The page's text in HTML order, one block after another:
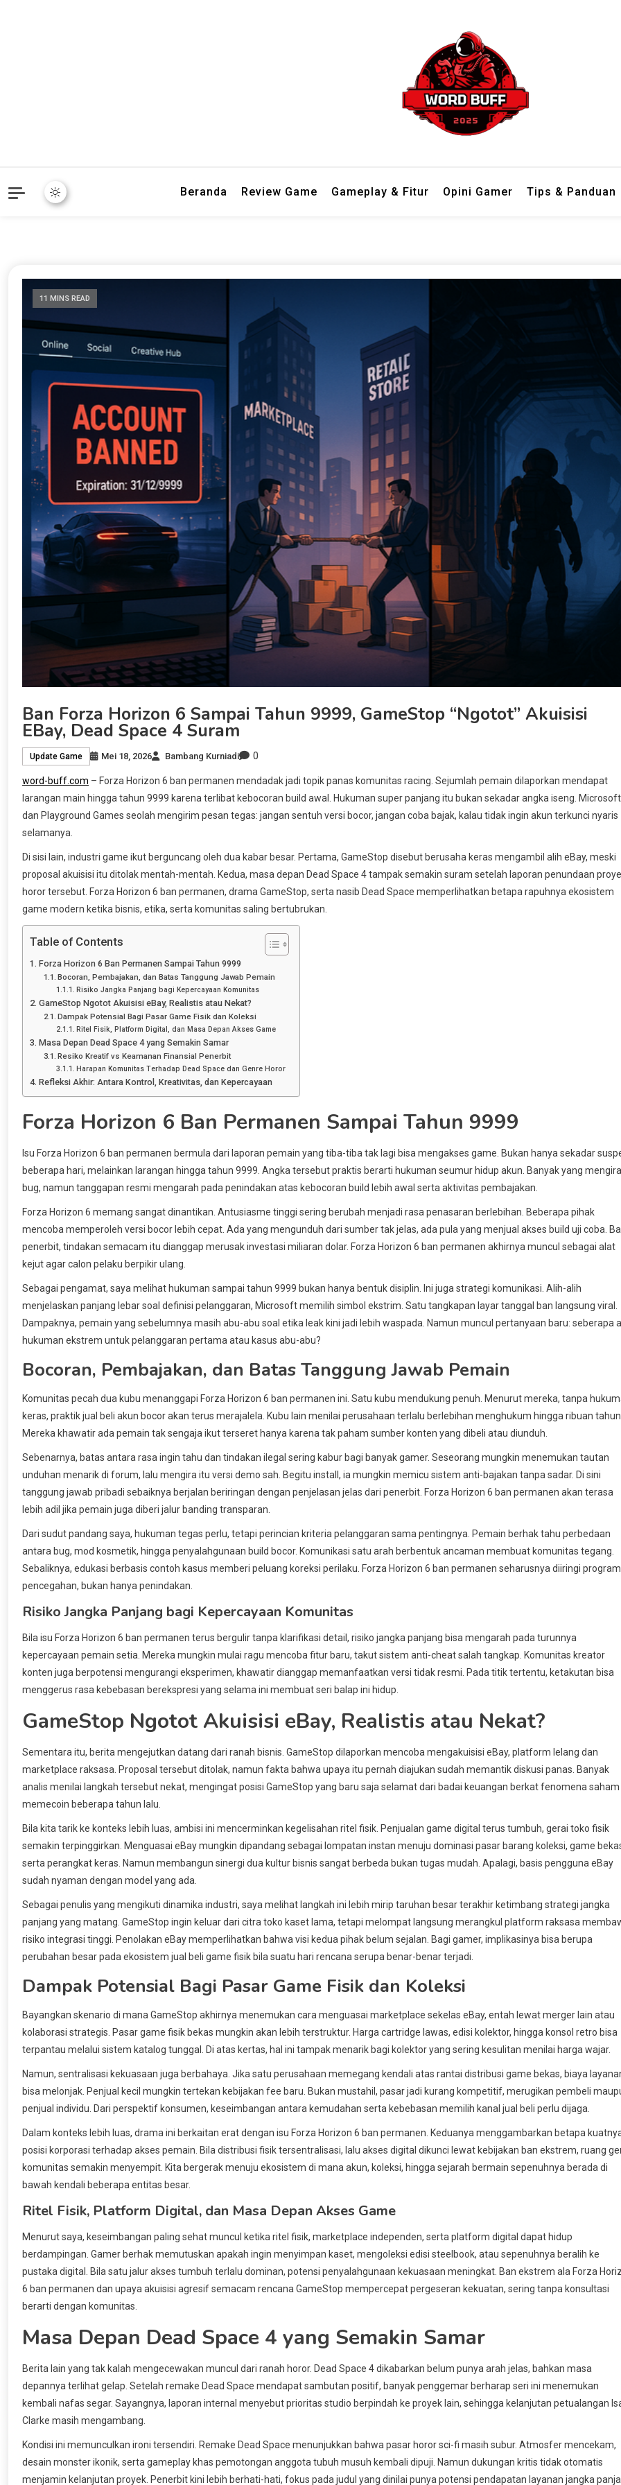
Beranda Review Game Gameplay & Fitur Opini Gamer Tips & Panduan
11 MINS READ
Ban Forza Horizon 6 Sampai Tahun 9999, GameStop “Ngotot” Akuisisi
EBay, Dead Space 4 Suram
Update Game Mei 18, 2026 Bambang Kurniadi 0
word-buff.com – Forza Horizon 6 ban permanen mendadak jadi topik panas komunitas racing. Sejumlah pemain dilaporkan mendapat
larangan main hingga tahun 9999 karena terlibat kebocoran build awal. Hukuman super panjang itu bukan sekadar angka iseng. Microsoft
dan Playground Games seolah mengirim pesan tegas: jangan sentuh versi bocor, jangan coba bajak, kalau tidak ingin akun terkunci nyaris
selamanya.
Di sisi lain, industri game ikut berguncang oleh dua kabar besar. Pertama, GameStop disebut berusaha keras mengambil alih eBay, meski
proposal akuisisi itu ditolak mentah-mentah. Kedua, masa depan Dead Space 4 tampak semakin suram setelah laporan penundaan
horor tersebut. Forza Horizon 6 ban permanen, drama GameStop, serta nasib Dead Space memperlihatkan betapa rapuhnya ekosistem
game modern ketika bisnis, etika, serta komunitas saling bertubrukan.
Table of Contents
Forza Horizon 6 Ban Permanen Sampai Tahun 9999
Bocoran, Pembajakan, dan Batas Tanggung Jawab Pemain
Risiko Jangka Panjang bagi Kepercayaan Komunitas
GameStop Ngotot Akuisisi eBay, Realistis atau Nekat?
Dampak Potensial Bagi Pasar Game Fisik dan Koleksi
Ritel Fisik, Platform Digital, dan Masa Depan Akses Game
Masa Depan Dead Space 4 yang Semakin Samar
Resiko Kreatif vs Keamanan Finansial Penerbit
Harapan Komunitas Terhadap Dead Space dan Genre Horor
Refleksi Akhir: Antara Kontrol, Kreativitas, dan Kepercayaan
Forza Horizon 6 Ban Permanen Sampai Tahun 9999
Isu Forza Horizon 6 ban permanen bermula dari laporan pemain yang tiba-tiba tak lagi bisa mengakses game. Bukan hanya sekadar
beberapa hari, melainkan larangan hingga tahun 9999. Angka tersebut praktis berarti hukuman seumur hidup akun. Banyak yang
bug, namun tanggapan resmi mengarah pada penindakan atas kebocoran build lebih awal serta aktivitas pembajakan.
Forza Horizon 6 memang sangat dinantikan. Antusiasme tinggi sering berubah menjadi rasa penasaran berlebihan. Beberapa pihak
mencoba memperoleh versi bocor lebih cepat. Ada yang mengunduh dari sumber tak jelas, ada pula yang menjual akses build uji coba.
penerbit, tindakan semacam itu dianggap merusak investasi miliaran dolar. Forza Horizon 6 ban permanen akhirnya muncul sebagai alat
kejut agar calon pelaku berpikir ulang.
Sebagai pengamat, saya melihat hukuman sampai tahun 9999 bukan hanya bentuk disiplin. Ini juga strategi komunikasi. Alih-alih
menjelaskan panjang lebar soal definisi pelanggaran, Microsoft memilih simbol ekstrim. Satu tangkapan layar tanggal ban langsung viral.
Dampaknya, pemain yang sebelumnya masih abu-abu soal etika leak kini jadi lebih waspada. Namun muncul pertanyaan baru: seberapa
hukuman ekstrem untuk pelanggaran pertama atau kasus abu-abu?
Bocoran, Pembajakan, dan Batas Tanggung Jawab Pemain
Komunitas pecah dua kubu menanggapi Forza Horizon 6 ban permanen ini. Satu kubu mendukung penuh. Menurut mereka, tanpa
keras, praktik jual beli akun bocor akan terus merajalela. Kubu lain menilai perusahaan terlalu berlebihan menghukum hingga ribuan
Mereka khawatir ada pemain tak sengaja ikut terseret hanya karena tak paham sumber konten yang dibeli atau diunduh.
Sebenarnya, batas antara rasa ingin tahu dan tindakan ilegal sering kabur bagi banyak gamer. Seseorang mungkin menemukan tautan
unduhan menarik di forum, lalu mengira itu versi demo sah. Begitu install, ia mungkin memicu sistem anti-bajakan tanpa sadar. Di sini
tanggung jawab pribadi sebaiknya berjalan beriringan dengan penjelasan jelas dari penerbit. Forza Horizon 6 ban permanen akan terasa
lebih adil jika pemain juga diberi jalur banding transparan.
Dari sudut pandang saya, hukuman tegas perlu, tetapi perincian kriteria pelanggaran sama pentingnya. Pemain berhak tahu perbedaan
antara bug, mod kosmetik, hingga penyalahgunaan build bocor. Komunikasi satu arah berbentuk ancaman membuat komunitas tegang.
Sebaliknya, edukasi berbasis contoh kasus memberi peluang koreksi perilaku. Forza Horizon 6 ban permanen seharusnya diiringi program
pencegahan, bukan hanya penindakan.
Risiko Jangka Panjang bagi Kepercayaan Komunitas
Bila isu Forza Horizon 6 ban permanen terus bergulir tanpa klarifikasi detail, risiko jangka panjang bisa mengarah pada turunnya
kepercayaan pemain setia. Mereka mungkin mulai ragu mencoba fitur baru, takut sistem anti-cheat salah tangkap. Komunitas kreator
konten juga berpotensi mengurangi eksperimen, khawatir dianggap memanfaatkan versi tidak resmi. Pada titik tertentu, ketakutan bisa
menggerus rasa kebebasan berekspresi yang selama ini membuat seri balap ini hidup.
GameStop Ngotot Akuisisi eBay, Realistis atau Nekat?
Sementara itu, berita mengejutkan datang dari ranah bisnis. GameStop dilaporkan mencoba mengakuisisi eBay, platform lelang dan
marketplace raksasa. Proposal tersebut ditolak, namun fakta bahwa upaya itu pernah diajukan sudah memantik diskusi panas. Banyak
analis menilai langkah tersebut nekat, mengingat posisi GameStop yang baru saja selamat dari badai keuangan berkat fenomena saham
memecoin beberapa tahun lalu.
Bila kita tarik ke konteks lebih luas, ambisi ini mencerminkan kegelisahan ritel fisik. Penjualan game digital terus tumbuh, gerai toko fisik
semakin terpinggirkan. Menguasai eBay mungkin dipandang sebagai lompatan instan menuju dominasi pasar barang koleksi, game
serta perangkat keras. Namun membangun sinergi dua kultur bisnis sangat berbeda bukan tugas mudah. Apalagi, basis pengguna eBay
sudah nyaman dengan model yang ada.
Sebagai penulis yang mengikuti dinamika industri, saya melihat langkah ini lebih mirip taruhan besar terakhir ketimbang strategi jangka
panjang yang matang. GameStop ingin keluar dari citra toko kaset lama, tetapi melompat langsung merangkul platform raksasa
risiko integrasi tinggi. Penolakan eBay memperlihatkan bahwa visi kedua pihak belum sejalan. Bagi gamer, implikasinya bisa berupa
perubahan besar pada ekosistem jual beli game fisik bila suatu hari rencana serupa benar-benar terjadi.
Dampak Potensial Bagi Pasar Game Fisik dan Koleksi
Bayangkan skenario di mana GameStop akhirnya menemukan cara menguasai marketplace sekelas eBay, entah lewat merger lain atau
kolaborasi strategis. Pasar game fisik bekas mungkin akan lebih terstruktur. Harga cartridge lawas, edisi kolektor, hingga konsol retro bisa
terpantau melalui sistem katalog tunggal. Di atas kertas, hal ini tampak menarik bagi kolektor yang sering kesulitan menilai harga wajar.
Namun, sentralisasi kekuasaan juga berbahaya. Jika satu perusahaan memegang kendali atas rantai distribusi game bekas, biaya
bisa melonjak. Penjual kecil mungkin tertekan kebijakan fee baru. Bukan mustahil, pasar jadi kurang kompetitif, merugikan pembeli
penjual individu. Dari perspektif konsumen, keseimbangan antara kemudahan serta kebebasan memilih kanal jual beli perlu dijaga.
Dalam konteks lebih luas, drama ini berkaitan erat dengan isu Forza Horizon 6 ban permanen. Keduanya menggambarkan betapa
posisi korporasi terhadap akses pemain. Bila distribusi fisik tersentralisasi, lalu akses digital dikunci lewat kebijakan ban ekstrem, ruang
komunitas semakin menyempit. Kita bergerak menuju ekosistem di mana akun, koleksi, hingga sejarah bermain sepenuhnya berada di
bawah kendali beberapa entitas besar.
Ritel Fisik, Platform Digital, dan Masa Depan Akses Game
Menurut saya, keseimbangan paling sehat muncul ketika ritel fisik, marketplace independen, serta platform digital dapat hidup
berdampingan. Gamer berhak memutuskan apakah ingin menyimpan kaset, mengoleksi edisi steelbook, atau sepenuhnya beralih ke
pustaka digital. Bila satu jalur akses tumbuh terlalu dominan, potensi penyalahgunaan kekuasaan meningkat. Ban ekstrem ala Forza
6 ban permanen dan upaya akuisisi agresif semacam rencana GameStop mempercepat pergeseran kekuatan, sering tanpa konsultasi
berarti dengan komunitas.
Masa Depan Dead Space 4 yang Semakin Samar
Berita lain yang tak kalah mengecewakan muncul dari ranah horor. Dead Space 4 dikabarkan belum punya arah jelas, bahkan masa
depannya terlihat gelap. Setelah remake Dead Space mendapat sambutan positif, banyak penggemar berharap seri ini menemukan
kembali nafas segar. Sayangnya, laporan internal menyebut prioritas studio berpindah ke proyek lain, sehingga kelanjutan petualangan
Clarke masih mengambang.
Kondisi ini memunculkan ironi tersendiri. Remake Dead Space menunjukkan bahwa pasar horor sci-fi masih subur. Atmosfer mencekam,
desain monster ikonik, serta gameplay khas pemotongan anggota tubuh musuh kembali dipuji. Namun dukungan kritis tidak otomatis
menjamin kelanjutan proyek. Penerbit kini lebih berhati-hati, fokus pada judul yang dinilai punya potensi pendapatan layanan jangka